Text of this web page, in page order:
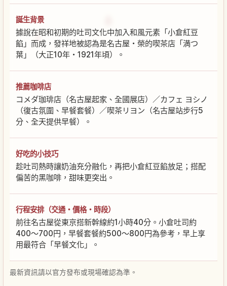
誕生背景
據說在昭和初期的吐司文化中加入和風元素「小倉紅豆
餡」而成，發祥地被認為是名古屋・榮的喫茶店「満つ
葉」（大正10年・1921年頃）。
推薦咖啡店
コメダ珈琲店（名古屋起家、全國展店）／カフェ ヨシノ
（復古氛圍、早餐套餐）／喫茶リヨン（名古屋站步行5
分、全天提供早餐）。
好吃的小技巧
趁吐司熱時讓奶油充分融化，再把小倉紅豆餡放足；搭配
偏苦的黑咖啡，甜味更突出。
行程安排（交通・價格・時段）
前往名古屋從東京搭新幹線約1小時40分。小倉吐司約
400～700円，早餐套餐約500～800円為參考，早上享
用最符合「早餐文化」。
最新資訊請以官方發布或現場確認為準。